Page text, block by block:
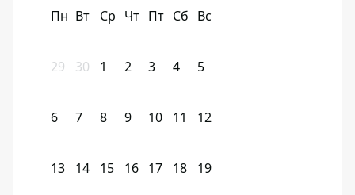
Пн Вт Ср Чт Пт Сб Вс
29 30 1 2 3 4 5
6 7 8 9 10 11 12
13 14 15 16 17 18 19